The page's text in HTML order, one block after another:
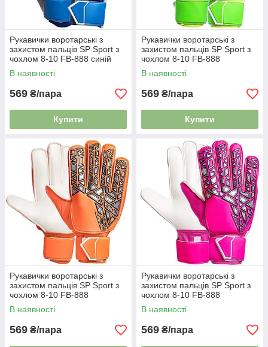
Рукавички воротарські з
захистом пальців SP Sport з
чохлом 8-10 FB-888 синій
В наявності
569 ₴/пара
Купити
Рукавички воротарські з
захистом пальців SP Sport з
чохлом 8-10 FB-888
салатовий
В наявності
569 ₴/пара
Купити
Рукавички воротарські з
захистом пальців SP Sport з
чохлом 8-10 FB-888
помаранчевий
В наявності
569 ₴/пара
Рукавички воротарські з
захистом пальців SP Sport з
чохлом 8-10 FB-888
малиновий
В наявності
569 ₴/пара